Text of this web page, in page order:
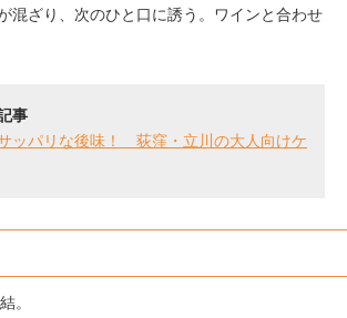
混ざり、次のひと口に誘う。ワインと合わせ
事
ッパリな後味！ 荻窪・立川の大人向けケ
。